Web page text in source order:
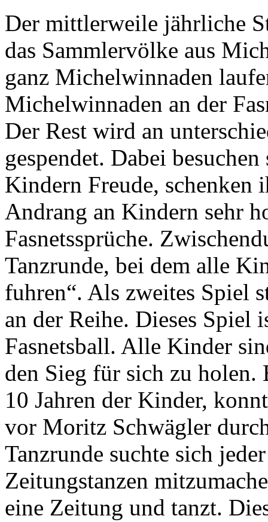
Der mittlerweile jährliche
das Sammlervölke aus
ganz Michelwinnaden
Michelwinnaden an der
Der Rest wird an
gespendet. Dabei
Kindern Freude, schenken
Andrang an Kindern sehr
Fasnetssprüche.
Tanzrunde, bei dem alle
fuhren“. Als zweites Spiel
an der Reihe. Dieses Spiel
Fasnetsball. Alle Kinder
den Sieg für sich zu holen.
10 Jahren der Kinder,
vor Moritz Schwägler
Tanzrunde suchte sich
Zeitungstanzen
eine Zeitung und tanzt.